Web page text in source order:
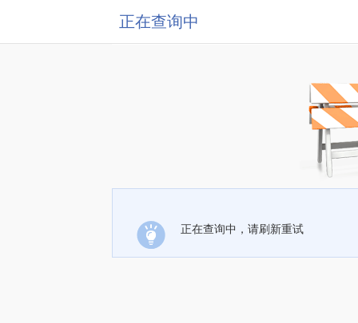
正在查询中
正在查询中，请刷新重试